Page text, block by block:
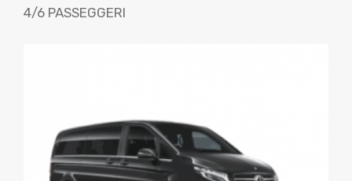
4/6 PASSEGGERI